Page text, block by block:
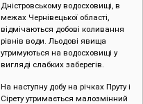
Дністровському водосховищі, в
межах Чернівецької області,
відмічаються добові коливання
рівнів води. Льодові явища
утримуються на водосховищі у
вигляді слабких заберегів.
На наступну добу на річках Пруту і
Сірету утримається малозмінний